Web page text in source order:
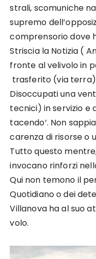
strali, scomuniche
supremo
comprensorio dove
Striscia la Notizia (
fronte al velivolo in
trasferito (via terra)
Disoccupati una
tecnici) in servizio e
tacendo’. Non
carenza di risorse o
Tutto questo
invocano rinforzi
Qui non temono il
Quotidiano o dei
Villanova ha al suo
volo.